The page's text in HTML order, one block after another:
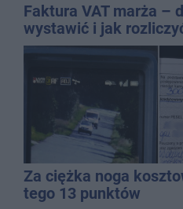
Faktura VAT marża –
wystawić i jak
Za ciężka noga
tego 13 punktów